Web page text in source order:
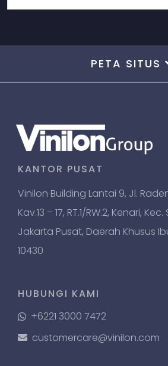
PETA SITUS
KANTOR PUSAT
Vinilon Building Lantai 9, Jl.
Kav.13 – 17, RT.1/RW.2, Kenari,
Jakarta Pusat, Daerah Khusus
10430
HUBUNGI KAMI
+6221 3000 7472
customercare@vinilon.com